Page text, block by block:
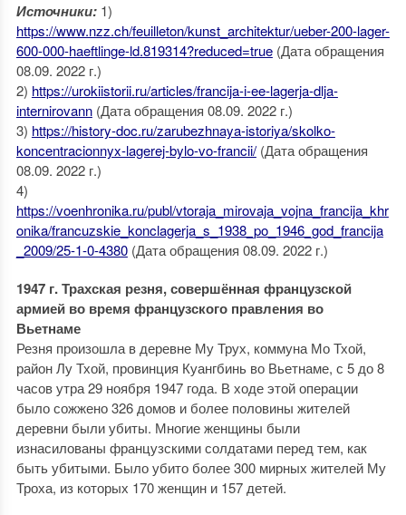
Источники:1)
https://www.nzz.ch/feuilleton/kunst_architektur/ueber-200-lager-
600-000-haeftlinge-ld.819314?reduced=true(Дата обращения
08.09. 2022 г.)
2) https://urokiistorii.ru/articles/francija-i-ee-lagerja-dlja-
internirovann(Дата обращения 08.09. 2022 г.)
3) https://history-doc.ru/zarubezhnaya-istoriya/skolko-
koncentracionnyx-lagerej-bylo-vo-francii/(Дата обращения
08.09. 2022 г.)
4)
https://voenhronika.ru/publ/vtoraja_mirovaja_vojna_francija_khr
onika/francuzskie_konclagerja_s_1938_po_1946_god_francija
_2009/25-1-0-4380(Дата обращения 08.09. 2022 г.)
1947 г. Трахская резня, совершённая французской
армией во время французского правления во
Вьетнаме
Резня произошла в деревне Му Трух, коммуна Мо Тхой,
район Лу Тхой, провинция Куангбинь во Вьетнаме, с 5 до 8
часов утра 29 ноября 1947 года. В ходе этой операции
было сожжено 326 домов и более половины жителей
деревни были убиты. Многие женщины были
изнасилованы французскими солдатами перед тем, как
быть убитыми. Было убито более 300 мирных жителей Му
Троха, из которых 170 женщин и 157 детей.